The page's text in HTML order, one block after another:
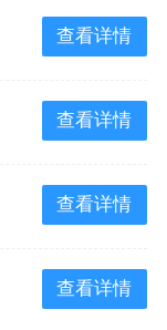
查看详情
查看详情
查看详情
查看详情